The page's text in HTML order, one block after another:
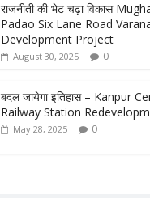
राजनीती की भेट चढ़ा विकास
Padao Six Lane Road
Development Project
August 30, 2025 0
बदल जायेगा इतिहास – Kanpur
Railway Station
May 28, 2025 0